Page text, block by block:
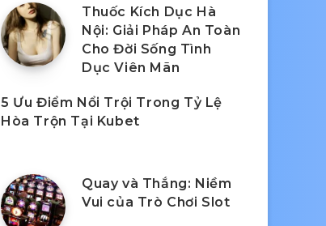
Thuốc Kích Dục Hà
Nội: Giải Pháp An Toàn
Cho Đời Sống Tình
Dục Viên Mãn
5 Ưu Điểm Nổi Trội Trong Tỷ Lệ
Hòa Trộn Tại Kubet
Quay và Thắng: Niềm
Vui của Trò Chơi Slot